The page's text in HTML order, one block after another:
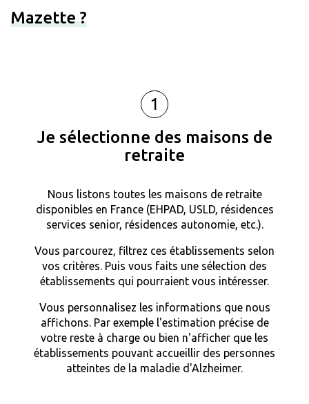
Mazette ?
1
Je sélectionne des maisons de
retraite
Nous listons toutes les maisons de retraite
disponibles en France (EHPAD, USLD, résidences
services senior, résidences autonomie, etc.).
Vous parcourez, filtrez ces établissements selon
vos critères. Puis vous faits une sélection des
établissements qui pourraient vous intéresser.
Vous personnalisez les informations que nous
affichons. Par exemple l'estimation précise de
votre reste à charge ou bien n'afficher que les
établissements pouvant accueillir des personnes
atteintes de la maladie d'Alzheimer.